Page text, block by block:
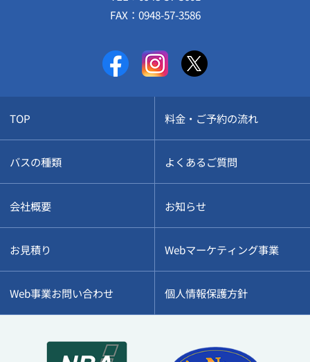
FAX： 0948-57-3586
TOP 料金・ご予約の流れ
バスの種類 よくあるご質問
会社概要 お知らせ
お見積り Webマーケティング事業
Web事業お問い合わせ 個人情報保護方針